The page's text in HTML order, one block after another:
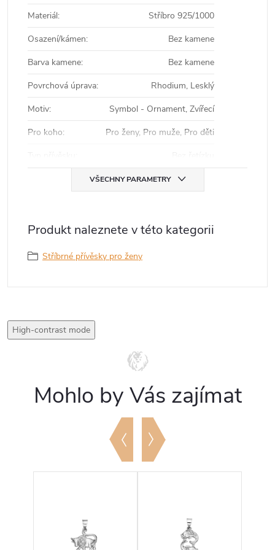
Materiál:
Stříbro 925/1000
Osazení/kámen:
Bez kamene
Barva kamene:
Bez kamene
Povrchová úprava:
Rhodium, Lesklý
Motiv:
Symbol - Ornament, Zvířecí
Pro koho:
Pro ženy, Pro muže, Pro děti
VŠECHNY PARAMETRY
Produkt naleznete v této kategorii
Stříbrné přívěsky pro ženy
High-contrast mode
Mohlo by Vás zajímat